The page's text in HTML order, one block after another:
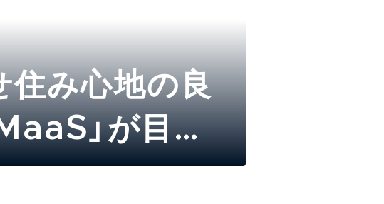
住み心地の良
」が目指